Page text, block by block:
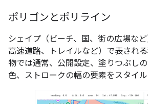
ポリゴンとポリライン
シェイプ（ビーチ、国、街の広場など
高速道路、トレイルなど）で表され
物では通常、公開設定、塗りつぶし
色、ストロークの幅の要素をスタイル